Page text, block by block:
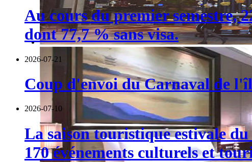
Au cours du premier semestre,
dont 77,7 % sans visa.
2026-07-21
Coup d'envoi du Carnaval de
2026-07-10
La saison touristique estivale
170 événements culturels et